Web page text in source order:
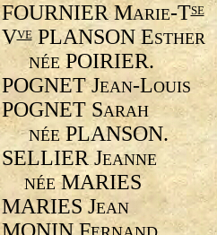
FOURNIER MARIE-TSE
VVEPLANSON ESTHER
NÉE POIRIER.
POGNET JEAN-LOUIS
POGNET SARAH
NÉEPLANSON.
SELLIER JEANNE
NÉEMARIES
MARIES JEAN